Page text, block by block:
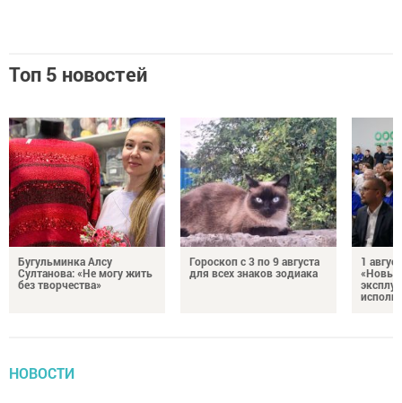
Топ 5 новостей
Бугульминка Алсу
Султанова: «Не могу жить
без творчества»
Гороскоп с 3 по 9 августа
для всех знаков зодиака
1
«Новые
НОВОСТИ